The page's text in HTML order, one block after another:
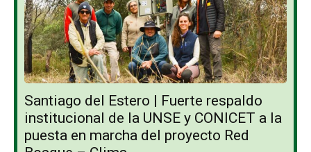
Santiago del Estero | Fuerte respaldo
institucional de la UNSE y CONICET a la
puesta en marcha del proyecto Red